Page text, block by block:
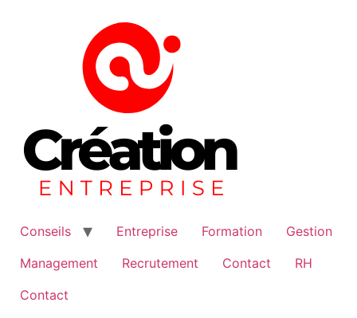
Conseils Entreprise Formation
Gestion
Management
Recrutement Contact
RH
Contact